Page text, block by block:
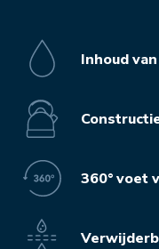
Inhoud
360° voet